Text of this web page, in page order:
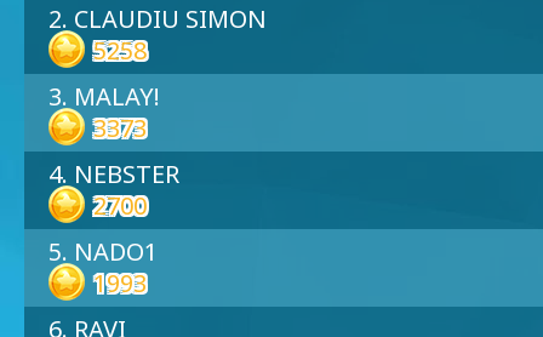
2. CLAUDIU SIMON
5258
3. MALAY!
3373
4. NEBSTER
2700
5. NADO1
1993
6. RAVI